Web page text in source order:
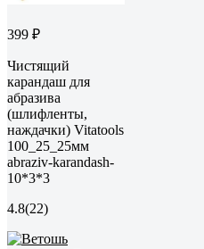
399 ₽
Чистящий
карандаш для
абразива
(шлифленты,
наждачки) Vitatools
100_25_25мм
abraziv-karandash-
10*3*3
4.8(22)